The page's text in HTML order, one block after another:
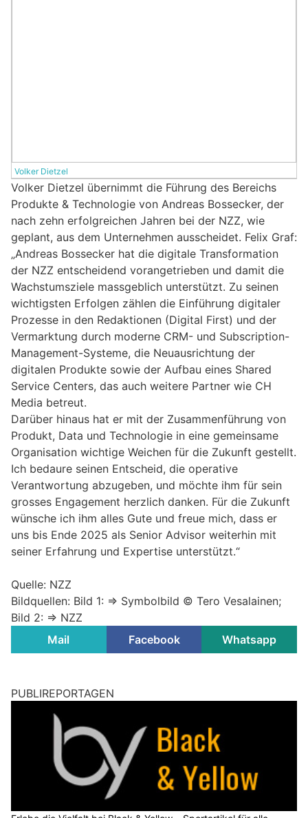
Volker Dietzel
Volker Dietzel übernimmt die Führung des Bereichs
Produkte & Technologie von Andreas Bossecker, der
nach zehn erfolgreichen Jahren bei der NZZ, wie
geplant, aus dem Unternehmen ausscheidet. Felix Graf:
„Andreas Bossecker hat die digitale Transformation
der NZZ entscheidend vorangetrieben und damit die
Wachstumsziele massgeblich unterstützt. Zu seinen
wichtigsten Erfolgen zählen die Einführung digitaler
Prozesse in den Redaktionen (Digital First) und der
Vermarktung durch moderne CRM- und Subscription-
Management-Systeme, die Neuausrichtung der
digitalen Produkte sowie der Aufbau eines Shared
Service Centers, das auch weitere Partner wie CH
Media betreut.
Darüber hinaus hat er mit der Zusammenführung von
Produkt, Data und Technologie in eine gemeinsame
Organisation wichtige Weichen für die Zukunft gestellt.
Ich bedaure seinen Entscheid, die operative
Verantwortung abzugeben, und möchte ihm für sein
grosses Engagement herzlich danken. Für die Zukunft
wünsche ich ihm alles Gute und freue mich, dass er
uns bis Ende 2025 als Senior Advisor weiterhin mit
seiner Erfahrung und Expertise unterstützt.“
Quelle: NZZ
Bildquellen: Bild 1: => Symbolbild © Tero Vesalainen;
Bild 2: => NZZ
Mail
Facebook Whatsapp
PUBLIREPORTAGEN